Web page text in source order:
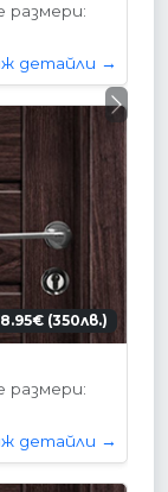
размери:
детайли →
(350лв.)
размери:
детайли →
Next